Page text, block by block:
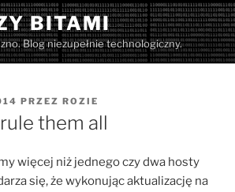
BITAMI
Blog niezupełnie technologiczny.
PRZEZ ROZIE
them all
więcej niż jednego czy dwa hosty
się, że wykonując aktualizację na